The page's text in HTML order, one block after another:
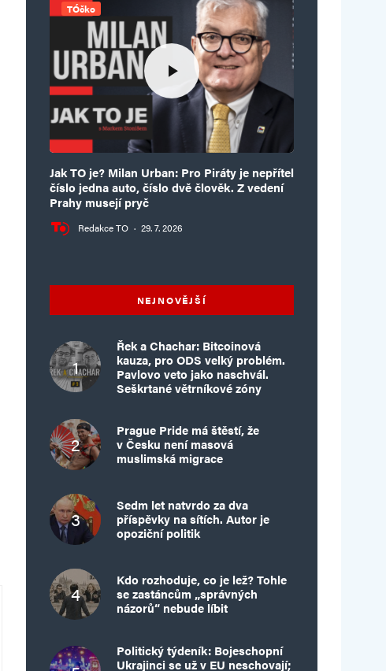
TÓčko
Jak TO je? Milan Urban: Pro Piráty je nepřítel
číslo jedna auto, číslo dvě člověk. Z vedení
Prahy musejí pryč
Redakce TO · 29. 7. 2026
NEJNOVĚJŠÍ
Řek a Chachar: Bitcoinová
kauza, pro ODS velký problém.
Pavlovo veto jako naschvál.
Seškrtané větrníkové zóny
Prague Pride má štěstí, že
v Česku není masová
muslimská migrace
Sedm let natvrdo za dva
příspěvky na sítích. Autor je
opoziční politik
Kdo rozhoduje, co je lež? Tohle
se zastáncům „správných
názorů“ nebude líbit
Politický týdeník: Bojeschopní
Ukrajinci se už v EU neschovají;